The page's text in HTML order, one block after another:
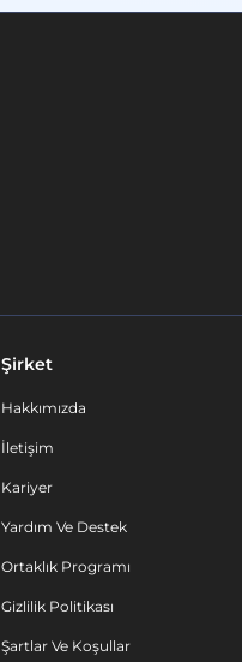
Şirket
Hakkımızda
İletişim
Kariyer
Yardım Ve Destek
Ortaklık Programı
Gizlilik Politikası
Şartlar Ve Koşullar